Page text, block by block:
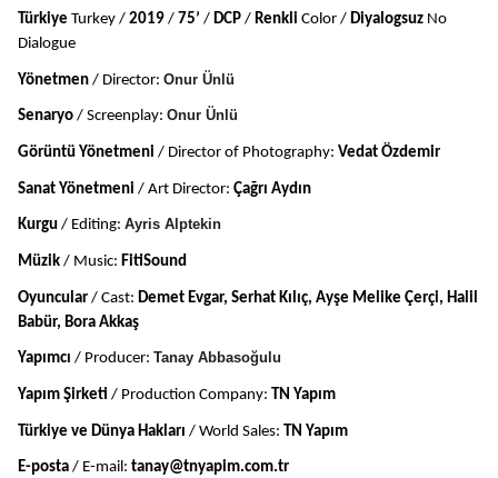
Türkiye Turkey / 2019 / 75’ / DCP / Renkli Color / Diyalogsuz No
Dialogue
Yönetmen / Director: Onur Ünlü
Senaryo / Screenplay: Onur Ünlü
Görüntü Yönetmeni / Director of Photography: Vedat Özdemir
Sanat Yönetmeni / Art Director: Çağrı Aydın
Kurgu / Editing: Ayris Alptekin
Müzik / Music: FitiSound
Oyuncular / Cast: Demet Evgar, Serhat Kılıç, Ayşe Melike Çerçi, Halil
Babür, Bora Akkaş
Yapımcı / Producer: Tanay Abbasoğulu
Yapım Şirketi / Production Company: TN Yapım
Türkiye ve Dünya Hakları / World Sales: TN Yapım
E-posta / E-mail: tanay@tnyapim.com.tr